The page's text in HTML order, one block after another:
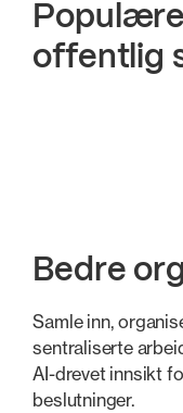
offentlig
Bedre
Samle inn,
sentraliserte
AI-drevet innsikt
beslutninger.